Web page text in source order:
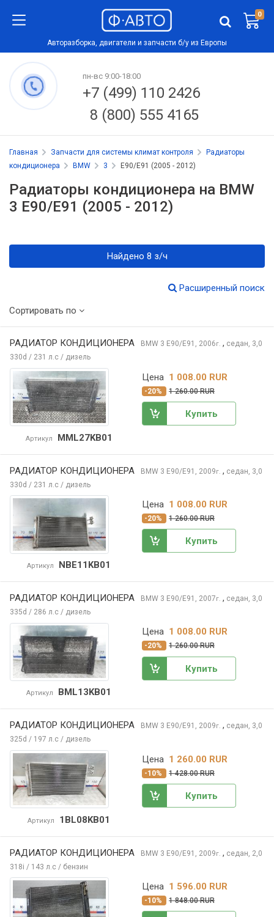
0
Авторазборка, двигатели и запчасти б/у из Европы
пн-вс 9:00-18:00
+7 (499) 110 2426
8 (800) 555 4165
Главная Запчасти для системы климат контроля
Радиаторы
кондиционера
BMW 3 E90/E91 (2005 - 2012)
Радиаторы кондиционера на BMW
3 E90/E91 (2005 - 2012)
Найдено 8 з/ч
Расширенный поиск
Сортировать по
РАДИАТОР КОНДИЦИОНЕРА BMW 3 E90/E91, 2006г. , седан, 3,0
330d / 231 л.с / дизель
Артикул MML27KB01
Цена 1 008.00 RUR
-20% 1 260.00 RUR
Купить
РАДИАТОР КОНДИЦИОНЕРА BMW 3 E90/E91, 2009г. , седан, 3,0
330d / 231 л.с / дизель
Артикул NBE11KB01
Цена 1 008.00 RUR
-20% 1 260.00 RUR
Купить
РАДИАТОР КОНДИЦИОНЕРА BMW 3 E90/E91, 2007г. , седан, 3,0
335d / 286 л.с / дизель
Артикул BML13KB01
Цена 1 008.00 RUR
-20% 1 260.00 RUR
Купить
РАДИАТОР КОНДИЦИОНЕРА BMW 3 E90/E91, 2009г. , седан, 3,0
325d / 197 л.с / дизель
Артикул 1BL08KB01
Цена 1 260.00 RUR
-10% 1 428.00 RUR
Купить
РАДИАТОР КОНДИЦИОНЕРА BMW 3 E90/E91, 2009г. , седан, 2,0
318i / 143 л.с / бензин
Цена 1 596.00 RUR
-10% 1 848.00 RUR